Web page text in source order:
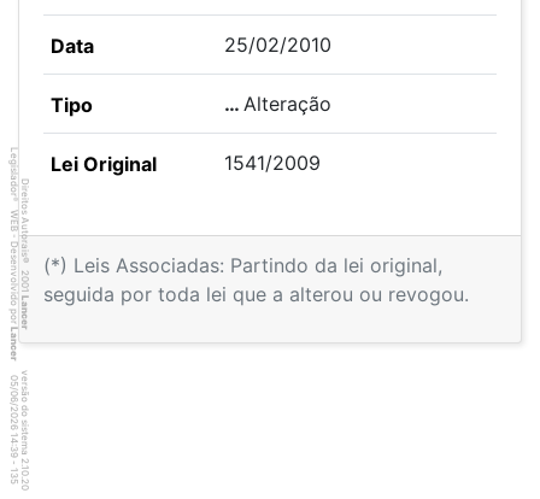
25/02/2010
…Alteração
1541/2009
(*) Leis Associadas: Partindo da lei original,
seguida por toda lei que a alterou ou revogou.
Direitos Autorais
©
2001
Lancer
Legislador
®
WEB - Desenvolvido por
Lancer
versão do sistema 2.10.20
1
3
5
-
4
:3
9
0
5
/
0
6
/
2
0
2
6